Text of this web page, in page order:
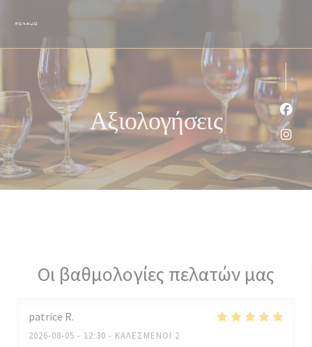
Αξιολογήσεις
Οι βαθμολογίες πελατών μας
patrice R
2026-08-05 - 12:30 - ΚΑΛΕΣΜΈΝΟΙ 2